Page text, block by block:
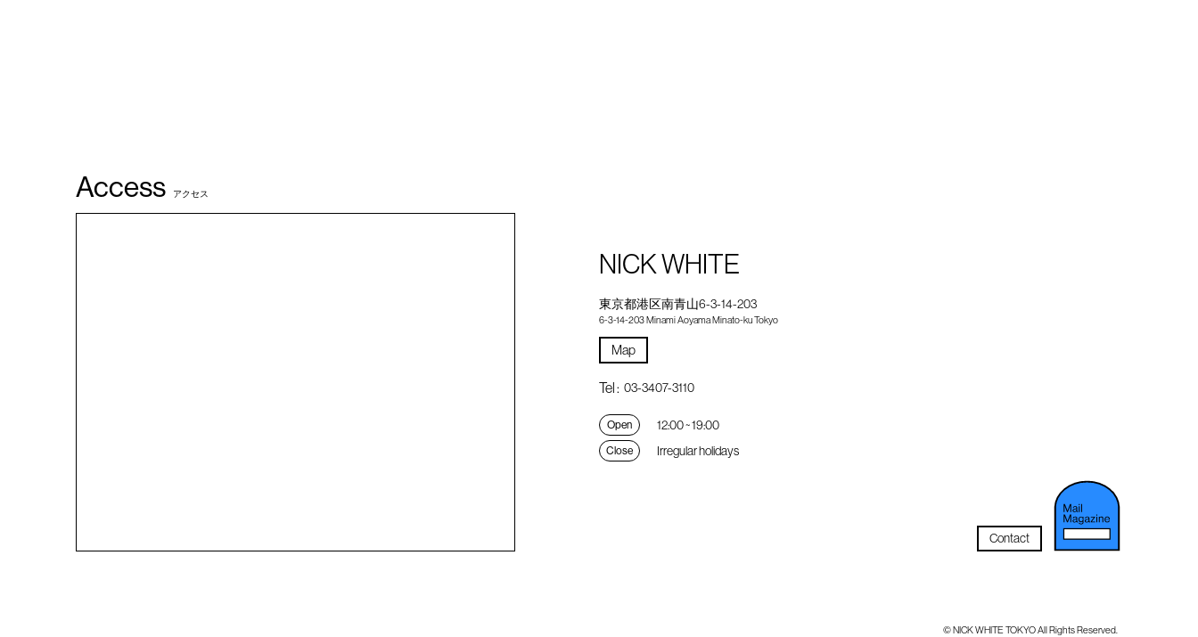
Access アクセス
NICK WHITE
東京都港区南青山6-3-14-203
6-3-14-203 Minami Aoyama Minato-ku Tokyo
Map
Tel : 03-3407-3110
Open 12:00 ~ 19:00
Close Irregular holidays
Contact
© NICK WHITE TOKYO All Rights Reserved.